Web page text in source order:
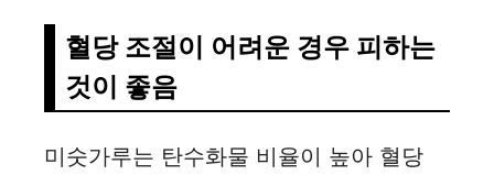
혈당 조절이 어려운 경우 피하는
것이 좋음
미숫가루는 탄수화물 비율이 높아 혈당